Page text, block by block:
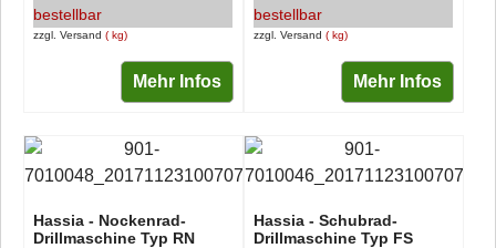
zzgl. Versand kg
bestellbar
Mehr Infos
zzgl. Versand kg
bestellbar
Mehr Infos
Hassia - Nockenrad-
Drillmaschine Typ RN
Hassia - Schubrad-
Drillmaschine Typ FS